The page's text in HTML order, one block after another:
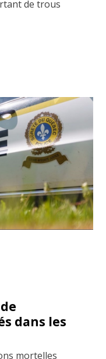
de trous
dans les
mortelles